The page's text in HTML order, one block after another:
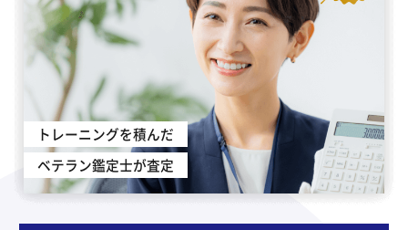
トレーニングを積んだ
ベテラン鑑定士が査定